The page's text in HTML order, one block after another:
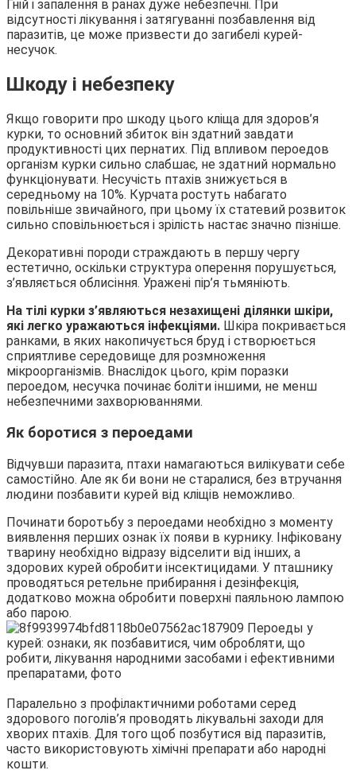
Гній і запалення в ранах дуже небезпечні. При
відсутності лікування і затягуванні позбавлення від
паразитів, це може призвести до загибелі курей-
несучок.
Шкоду і небезпеку
Якщо говорити про шкоду цього кліща для здоров’я
курки, то основний збиток він здатний завдати
продуктивності цих пернатих. Під впливом пероедов
організм курки сильно слабшає, не здатний нормально
функціонувати. Несучість птахів знижується в
середньому на 10%. Курчата ростуть набагато
повільніше звичайного, при цьому їх статевий розвиток
сильно сповільнюється і зрілість настає значно пізніше.
Декоративні породи страждають в першу чергу
естетично, оскільки структура оперення порушується,
з’являється облисіння. Уражені пір’я тьмяніють.
На тілі курки з’являються незахищені ділянки шкіри,
які легко уражаються інфекціями. Шкіра покривається
ранками, в яких накопичується бруд і створюється
сприятливе середовище для розмноження
мікроорганізмів. Внаслідок цього, крім поразки
пероедом, несучка починає боліти іншими, не менш
небезпечними захворюваннями.
Як боротися з пероедами
Відчувши паразита, птахи намагаються вилікувати себе
самостійно. Але як би вони не старалися, без втручання
людини позбавити курей від кліщів неможливо.
Починати боротьбу з пероедами необхідно з моменту
виявлення перших ознак їх появи в курнику. Інфіковану
тварину необхідно відразу відселити від інших, а
здорових курей обробити інсектицидами. У пташнику
проводяться ретельне прибирання і дезінфекція,
додатково можна обробити поверхні паяльною лампою
або парою.
Паралельно з профілактичними роботами серед
здорового поголів’я проводять лікувальні заходи для
хворих птахів. Для того щоб позбутися від паразитів,
часто використовують хімічні препарати або народні
кошти.